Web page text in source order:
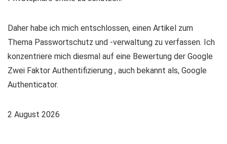
Daher habe ich mich entschlossen, einen Artikel zum
Thema Passwortschutz und -verwaltung zu verfassen. Ich
konzentriere mich diesmal auf eine Bewertung der Google
Zwei Faktor Authentifizierung , auch bekannt als, Google
Authenticator.
2 August 2026